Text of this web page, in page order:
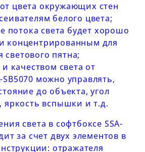
цвета окружающих стен
белого цвета;
потока света будет хорошо
концентрированным для
пятна;
качеством света от
SB5070 можно управлять,
до объекта, угол
яркость вспышки и т.д.
света в софтбоксе SSA-
за счет двух элементов в
отражателя